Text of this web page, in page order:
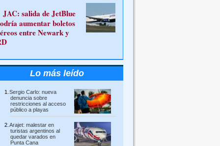
JAC: salida de JetBlue
aumentar boletos
entre Newark y
Lo más leído
Sergio Carlo: nueva
denuncia sobre
restricciones al acceso
público a playas
Arajet: malestar en
turistas argentinos al
quedar varados en
Punta Cana